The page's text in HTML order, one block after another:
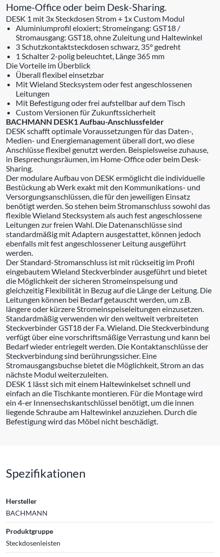
Home-Office oder beim Desk-Sharing.
DESK 1 mit 3x Steckdosen Strom + 1x Custom Modul
Aluminiumprofil eloxiert; Stromeingang: GST18 /
Stromausgang: GST18, ohne Zuleitung und Haltewinkel
3 Schutzkontaktsteckdosen schwarz, 35° gedreht
1 Schalter 2-polig beleuchtet, Länge 365 mm
Die Vorteile im Überblick
Überall flexibel einsetzbar
Mit Wieland Stecksystem oder fest angeschlossenen
Leitungen
Mit Befestigung oder frei aufstellbar auf dem Tisch
Custom Versionen für Zukunftssicherheit
BACHMANN DESK1 Aufbau-Anschlussfelder
DESK schafft optimale Voraussetzungen für das Daten-,
Medien- und Energiemanagement überall dort, wo diese
Anschlüsse flexibel genutzt werden. Beispielsweise zuhause,
in Besprechungsräumen, im Home-Office oder beim Desk-
Sharing.
Der modulare Aufbau von DESK ermöglicht die individuelle
Bestückung ab Werk exakt mit den Kommunikations- und
Versorgungsanschlüssen, die für den jeweiligen Einsatz
benötigt werden. So stehen beim Stromanschluss sowohl das
flexible Wieland Stecksystem als auch fest angeschlossene
Leitungen zur freien Wahl. Die Datenanschlüsse sind
standardmäßig mit Adaptern ausgestattet, können jedoch
ebenfalls mit fest angeschlossener Leitung ausgeführt
werden.
Der Standard-Stromanschluss ist mit rückseitig im Profil
eingebautem Wieland Steckverbinder ausgeführt und bietet
die Möglichkeit der sicheren Stromeinspeisung und
gleichzeitig Flexibilität in Bezug auf die Länge der Leitung. Die
Leitungen können bei Bedarf getauscht werden, um z.B.
längere oder kürzere Stromeinspeiseleitungen einzusetzen.
Standardmäßig verwenden wir den weltweit verbreiteten
Steckverbinder GST18 der Fa. Wieland. Die Steckverbindung
verfügt über eine vorschriftsmäßige Verrastung und kann bei
Bedarf wieder entriegelt werden. Die Kontaktanschlüsse der
Steckverbindung sind berührungssicher. Eine
Stromausgangsbuchse bietet die Möglichkeit, Strom an das
nächste Modul weiterzuleiten.
DESK 1 lässt sich mit einem Haltewinkelset schnell und
einfach an die Tischkante montieren. Für die Montage wird
ein 4-er Innensechskantschlüssel benötigt, um die innen
liegende Schraube am Haltewinkel anzuziehen. Durch die
Befestigung wird das Möbel nicht beschädigt.
Spezifikationen
Hersteller
BACHMANN
Produktgruppe
Steckdosenleisten